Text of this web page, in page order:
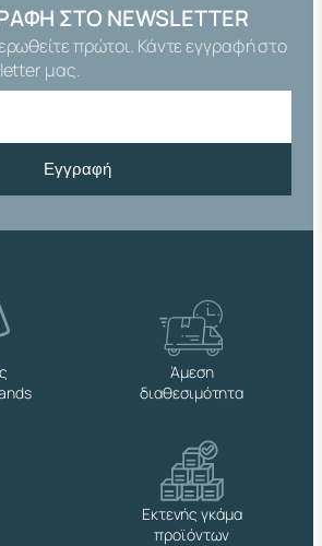
ΣΤΟ NEWSLETTER
πρώτοι. Κάντε εγγραφή στο
μας.
Εγγραφή
Άμεση
διαθεσιμότητα
Εκτενής γκάμα
προϊόντων